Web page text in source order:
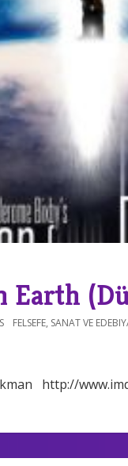
FELSEFE, SANAT VE
http://